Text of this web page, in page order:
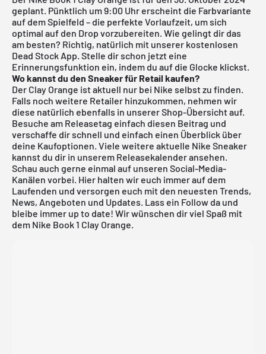
geplant. Pünktlich um 9:00 Uhr erscheint die Farbvariante
auf dem Spielfeld – die perfekte Vorlaufzeit, um sich
optimal auf den Drop vorzubereiten. Wie gelingt dir das
am besten? Richtig, natürlich mit unserer kostenlosen
Dead Stock App. Stelle dir schon jetzt eine
Erinnerungsfunktion ein, indem du auf die Glocke klickst.
Wo kannst du den Sneaker für Retail kaufen?
Der Clay Orange ist aktuell nur bei Nike selbst zu finden.
Falls noch weitere Retailer hinzukommen, nehmen wir
diese natürlich ebenfalls in unserer Shop-Übersicht auf.
Besuche am Releasetag einfach diesen Beitrag und
verschaffe dir schnell und einfach einen Überblick über
deine Kaufoptionen. Viele weitere aktuelle Nike Sneaker
kannst du dir in unserem Releasekalenderansehen.
Schau auch gerne einmal auf unseren Social-Media-
Kanälen vorbei. Hier halten wir euch immer auf dem
Laufenden und versorgen euch mit den neuesten Trends,
News, Angeboten und Updates. Lass ein Follow da und
bleibe immer up to date! Wir wünschen dir viel Spaß mit
dem Nike Book 1 Clay Orange.